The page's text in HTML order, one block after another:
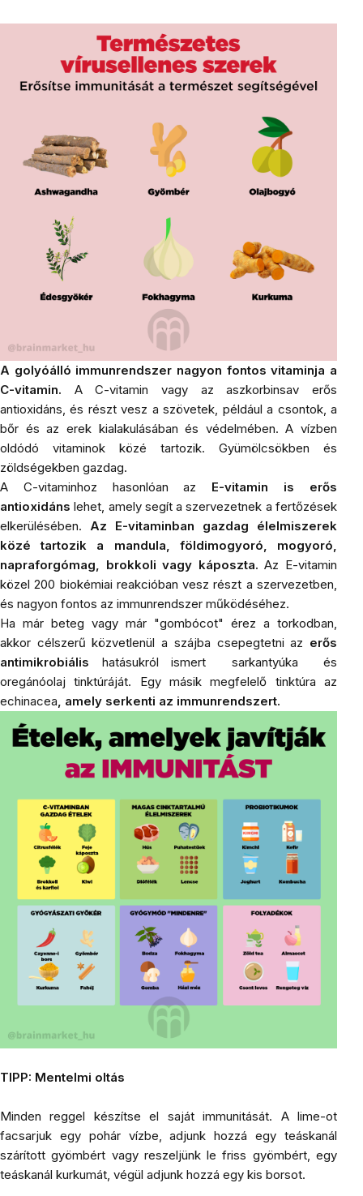
A golyóálló immunrendszer nagyon fontos vitaminja a
C-vitamin. AC-vitamin vagy az aszkorbinsav erős
antioxidáns, és részt vesz a szövetek, például a csontok, a
bőr és az erek kialakulásában és védelmében. A vízben
oldódó vitaminok közé tartozik. Gyümölcsökben és
zöldségekben gazdag.
A C-vitaminhoz hasonlóan az E-vitamin is erős
antioxidáns lehet, amely segít a szervezetnek a fertőzések
elkerülésében. Az E-vitaminban gazdag élelmiszerek
közé tartozik a mandula, földimogyoró, mogyoró,
napraforgómag, brokkoli vagy káposzta. Az E-vitamin
közel 200 biokémiai reakcióban vesz részt a szervezetben,
és nagyon fontos az immunrendszer működéséhez.
Ha már beteg vagy már "gombócot" érez a torkodban,
akkor célszerű közvetlenül a szájba csepegtetni az erős
antimikrobiális hatásukról ismert sarkantyúka
és
oregánóolajtinktúráját. Egy másik megfelelő tinktúra az
echinacea, amely serkenti az immunrendszert.
TIPP: Mentelmi oltás
Minden reggel készítse el saját immunitását. A lime-ot
facsarjuk egy pohár vízbe, adjunk hozzá egy teáskanál
szárítottgyömbért vagy reszeljünk le friss gyömbért, egy
teáskanál kurkumát, végül adjunk hozzá egy kis borsot.